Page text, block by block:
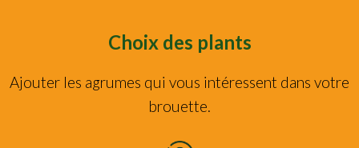
Choix des plants
Ajouter les agrumes qui vous intéressent dans votre
brouette.